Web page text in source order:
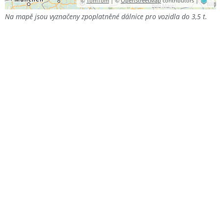
Na mapě jsou vyznačeny zpoplatněné dálnice pro vozidla do 3,5 t.